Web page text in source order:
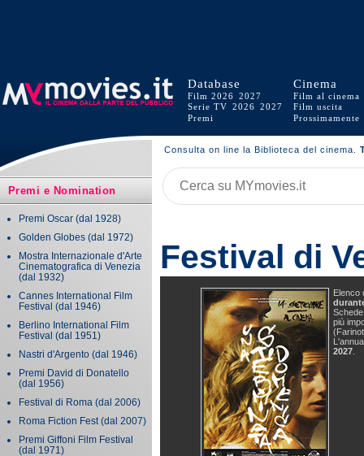
Database Cinema
Film 2026 2027
Film al cinema
Serie TV 2026 2027
Film uscita
Premi
Prossimamente
Premi e Nomination
Premi Oscar (dal 1928)
Golden Globes (dal 1972)
Mostra Internazionale d'Arte
Cinematografica di Venezia
(dal 1932)
Cannes International Film
Festival (dal 1946)
Berlino International Film
Festival (dal 1951)
Nastri d'Argento (dal 1946)
Premi David di Donatello
(dal 1956)
Festival di Roma (dal 2006)
Roma Fiction Fest (dal 2007)
Premi Giffoni Film Festival
(dal 1971)
Consulta on line la Biblioteca del cinema.
Festival di
Elenco
più
2027